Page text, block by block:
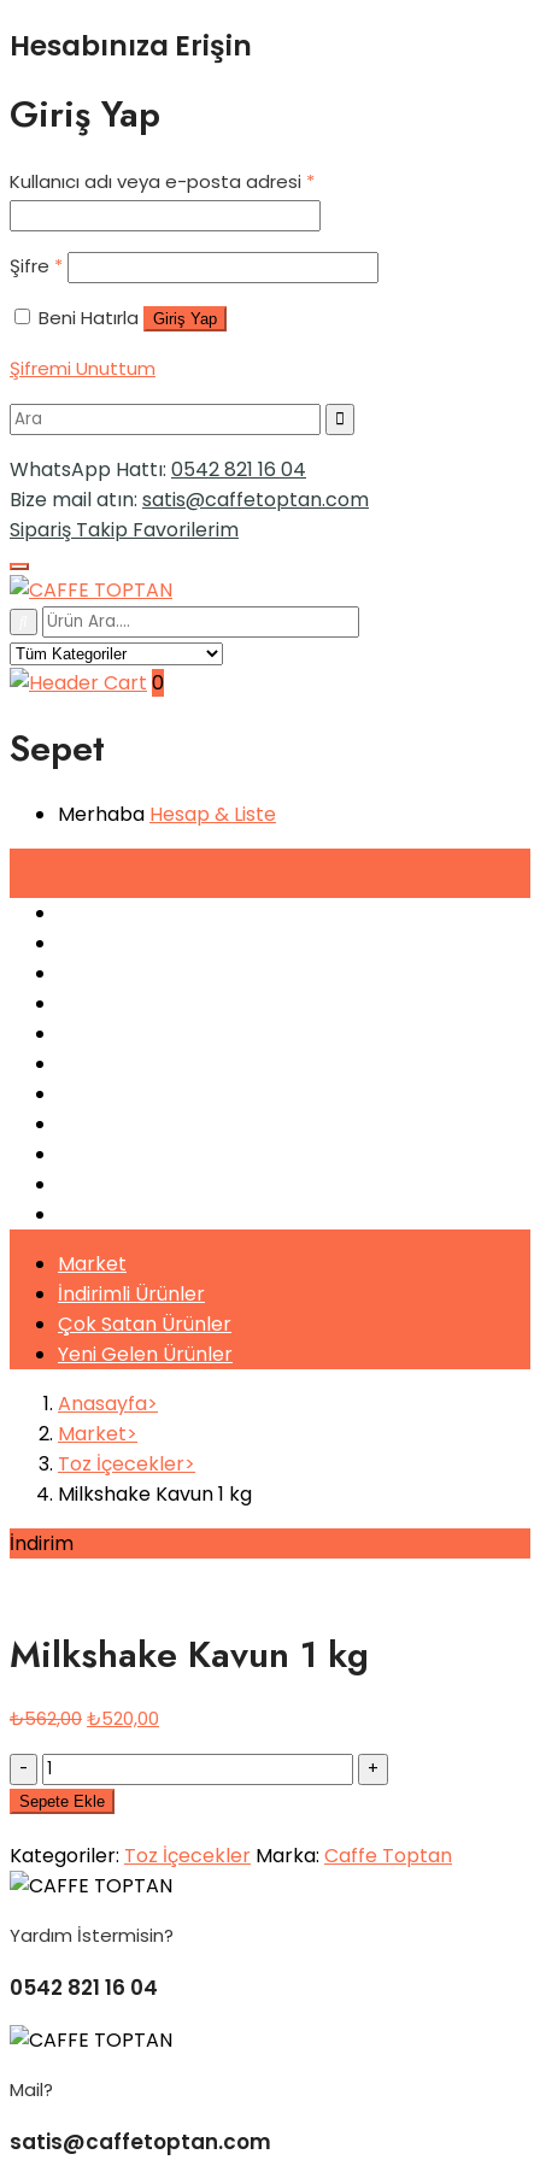
Hesabınıza Erişin
Giriş Yap
Kullanıcı adı veya e-posta adresi *
Şifre *
Beni Hatırla Giriş Yap
Şifremi Unuttum
WhatsApp Hattı: 0542 821 16 04
Bize mail atın: satis@caffetoptan.com
Sipariş Takip Favorilerim
0
Sepet
Merhaba Hesap & Liste
Market
İndirimli Ürünler
Çok Satan Ürünler
Yeni Gelen Ürünler
Anasayfa
Market
Toz İçecekler
Milkshake Kavun 1 kg
İndirim
Milkshake Kavun 1 kg
₺562,00Orijinal
fiyat:
₺562,00.
₺520,00
andaki
fiyat:
Quantity
Sepete Ekle
Kategoriler: Toz İçecekler Marka: Caffe Toptan
Yardım İstermisin?
0542 821 16 04
Mail?
satis@caffetoptan.com